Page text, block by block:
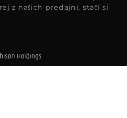
z našich predajní, stačí si